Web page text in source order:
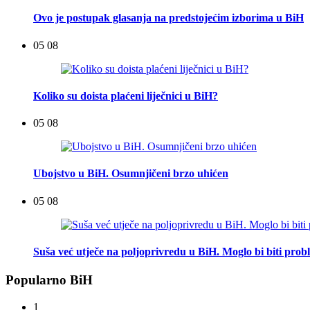
Ovo je postupak glasanja na predstojećim izborima u BiH
05 08
Koliko su doista plaćeni liječnici u BiH?
05 08
Ubojstvo u BiH. Osumnjičeni brzo uhićen
05 08
Suša već utječe na poljoprivredu u BiH. Moglo bi biti
Popularno BiH
1